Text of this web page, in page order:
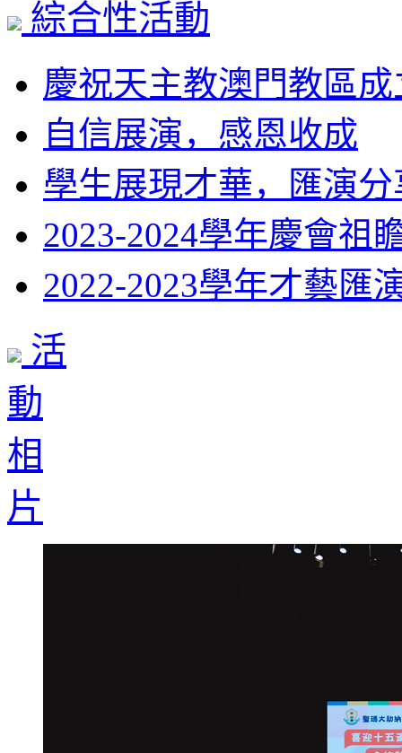
綜合性活動
慶祝天主教澳門教區成
自信展演，感恩收成
學生展現才華，匯演
2023-2024學年慶會祖
2022-2023學年才藝匯
活
動
相
片